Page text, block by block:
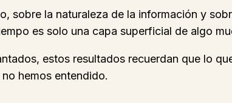
sobre la naturaleza de la información y
es solo una capa superficial de algo
estos resultados recuerdan que lo
hemos entendido.